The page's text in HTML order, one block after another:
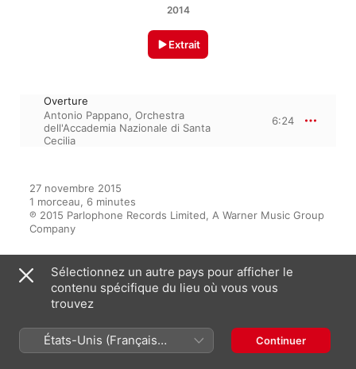
2014
Extrait
Overture
Antonio Pappano, Orchestra
dell'Accademia Nazionale di Santa
Cecilia
6:24
27 novembre 2015
1 morceau, 6 minutes
℗ 2015 Parlophone Records Limited, A Warner Music Group
Company
Sur l’album
100 Best Classics
Sélectionnez un autre pays pour afficher le
contenu spécifique du lieu où vous vous
trouvez
États-Unis (Français
France)
Continuer